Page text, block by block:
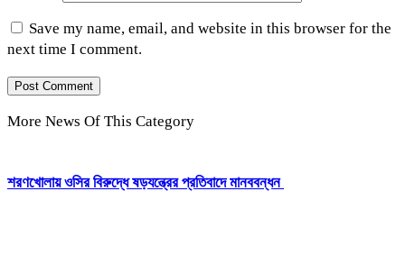
Save my name, email, and website in this browser for the
next time I comment.
More News Of This Category
শরণখোলায় ওসির বিরুদ্ধে ষড়যন্ত্রের প্রতিবাদে মানববন্ধন